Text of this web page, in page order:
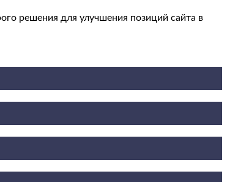
решения для улучшения позиций сайта в